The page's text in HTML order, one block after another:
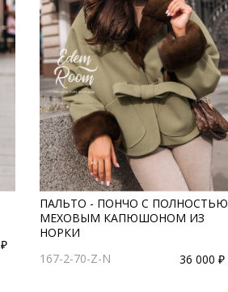
ПАЛЬТО - ПОНЧО С ПОЛНОСТЬЮ
МЕХОВЫМ КАПЮШОНОМ ИЗ
НОРКИ
167-2-70-Z-N
36 000 ₽